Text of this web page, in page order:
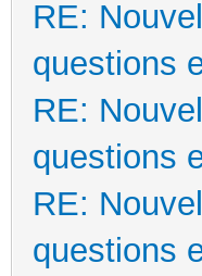
RE:
questions
RE:
questions
RE:
questions